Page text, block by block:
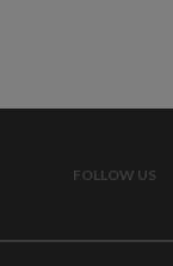
FOLLOW US